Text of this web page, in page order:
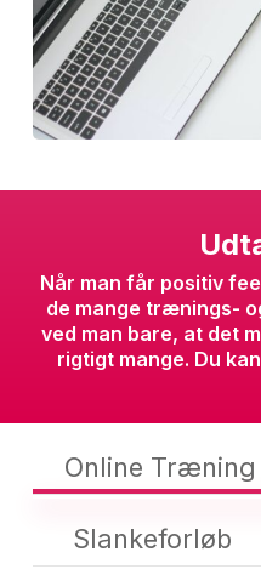
Når man får positiv
de mange trænings-
ved man bare, at det
rigtigt mange. Du
Online Træning
Slankeforløb